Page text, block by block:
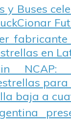
y Buses
en
NCAP:
para
baja a